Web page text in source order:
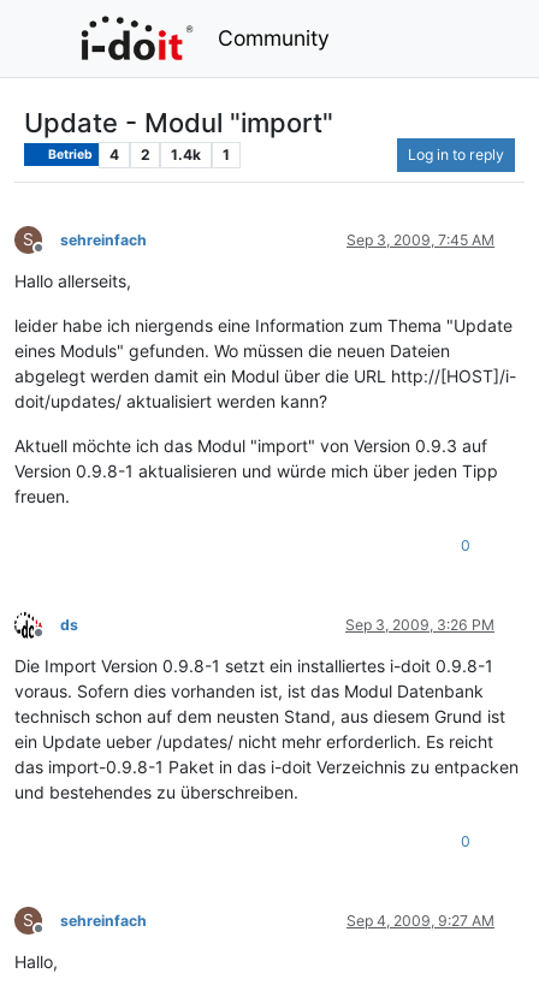
Community
Update - Modul "import"
Betrieb 4 2 1.4k 1 Log in to reply
S
Offline
sehreinfach Sep 3, 2009, 7:45 AM
Hallo allerseits,
leider habe ich niergends eine Information zum Thema "Update
eines Moduls" gefunden. Wo müssen die neuen Dateien
abgelegt werden damit ein Modul über die URL http://[HOST]/i-
doit/updates/ aktualisiert werden kann?
Aktuell möchte ich das Modul "import" von Version 0.9.3 auf
Version 0.9.8-1 aktualisieren und würde mich über jeden Tipp
freuen.
0
Offline
ds Sep 3, 2009, 3:26 PM
Die Import Version 0.9.8-1 setzt ein installiertes i-doit 0.9.8-1
voraus. Sofern dies vorhanden ist, ist das Modul Datenbank
technisch schon auf dem neusten Stand, aus diesem Grund ist
ein Update ueber /updates/ nicht mehr erforderlich. Es reicht
das import-0.9.8-1 Paket in das i-doit Verzeichnis zu entpacken
und bestehendes zu überschreiben.
0
S
Offline
sehreinfach Sep 4, 2009, 9:27 AM
Hallo,